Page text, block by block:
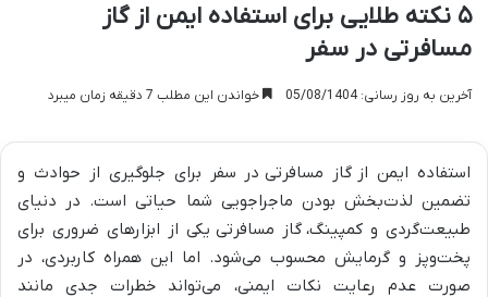
۵ نکته طلایی برای استفاده ایمن از گاز
مسافرتی در سفر
آخرین به روز رسانی: 05/08/1404 خواندن این مطلب 7 دقیقه زمان میبرد
استفاده ایمن از گاز مسافرتی در سفر برای جلوگیری از حوادث و
تضمین لذت‌بخش بودن ماجراجویی شما حیاتی است. در دنیای
طبیعت‌گردی و کمپینگ، گاز مسافرتی یکی از ابزارهای ضروری برای
پخت‌وپز و گرمایش محسوب می‌شود. اما این همراه کاربردی، در
صورت عدم رعایت نکات ایمنی، می‌تواند خطرات جدی مانند